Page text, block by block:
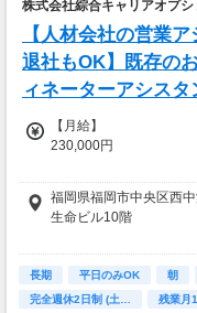
株式会社綜合キャリアオプ
【人材会社の営業
退社もOK】既存の
ィネーターアシス
【月給】
230,000円
【初年度想定年収】
2,760,000円
有り）
・残業代全額支給
福岡県福岡市中央区西
生命ビル10階
【最寄駅】
・中洲川端駅より徒歩3分
・天神駅より徒歩6分
長期 平日のみOK 朝
完全週休2日制 (土…
残業月